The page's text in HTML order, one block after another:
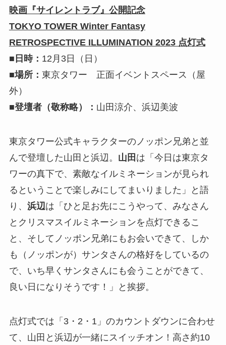
映画『サイレントラブ』公開記念
TOKYO TOWER Winter Fantasy
RETROSPECTIVE ILLUMINATION 2023 点灯式
■日時： 12月3日（日）
■場所： 東京タワー 正面イベントスペース（屋
外）
■登壇者（敬称略）： 山田涼介、浜辺美波
東京タワー公式キャラクターのノッポン兄弟と並
んで登壇した山田と浜辺。 山田 は「今日は東京タ
ワーの真下で、素敵なイルミネーションが見られ
るということで楽しみにしてまいりました」と語
り、 浜辺は「ひと足お先にこうやって、みなさん
とクリスマスイルミネーションを点灯できるこ
と、そしてノッポン兄弟にもお会いできて、しか
も（ノッポンが）サンタさんの格好をしているの
で、いち早くサンタさんにも会うことができて、
良い日になりそうです！」と挨拶。
点灯式では「3・2・1」のカウントダウンに合わせ
て、山田と浜辺が一緒にスイッチオン！高さ約10